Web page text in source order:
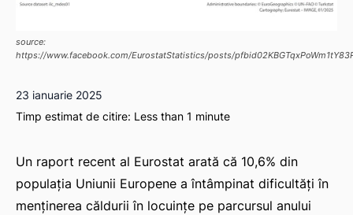
source:
https://www.facebook.com/EurostatStatistics/posts/
23 ianuarie 2025
Timp estimat de citire: Less than 1 minute
Un raport recent al Eurostat arată că 10,6% din
populația Uniunii Europene a întâmpinat dificultăți în
menținerea căldurii în locuințe pe parcursul anului